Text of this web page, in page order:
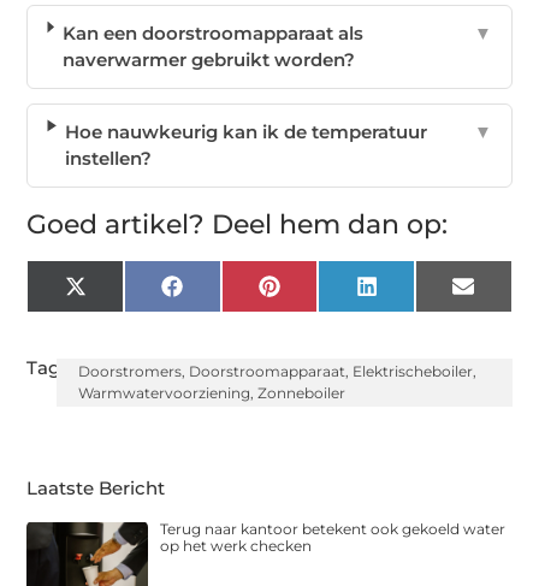
Kan een doorstroomapparaat als
naverwarmer gebruikt worden?
▼
Hoe nauwkeurig kan ik de temperatuur
instellen?
▼
Goed artikel? Deel hem dan op:
X
(Twitter)
FacebookPinterest LinkedIn Email
Tags: Doorstromers, Doorstroomapparaat, Elektrischeboiler,
Warmwatervoorziening,Zonneboiler
Laatste Bericht
Terug naar kantoor betekent ook gekoeld water
op het werk checken